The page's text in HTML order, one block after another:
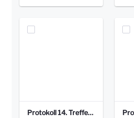
Protokoll 14. Treffen 20160613 AG Bismarckplatz.pdf